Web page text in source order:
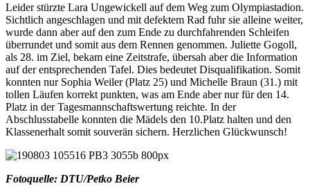
Leider stürzte Lara Ungewickell auf dem Weg zum Olympiastadion.
Sichtlich angeschlagen und mit defektem Rad fuhr sie alleine weiter,
wurde dann aber auf den zum Ende zu durchfahrenden Schleifen
überrundet und somit aus dem Rennen genommen. Juliette Gogoll,
als 28. im Ziel, bekam eine Zeitstrafe, übersah aber die Information
auf der entsprechenden Tafel. Dies bedeutet Disqualifikation. Somit
konnten nur Sophia Weiler (Platz 25) und Michelle Braun (31.) mit
tollen Läufen korrekt punkten, was am Ende aber nur für den 14.
Platz in der Tagesmannschaftswertung reichte. In der
Abschlusstabelle konnten die Mädels den 10.Platz halten und den
Klassenerhalt somit souverän sichern. Herzlichen Glückwunsch!
Fotoquelle: DTU/Petko Beier